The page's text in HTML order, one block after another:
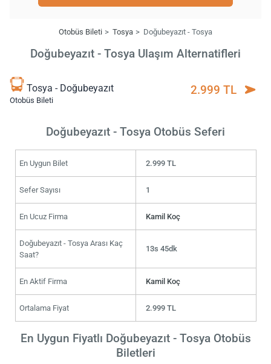
Otobüs Bileti Tosya Doğubeyazıt - Tosya
Doğubeyazıt - Tosya Ulaşım Alternatifleri
Tosya - Doğubeyazıt
Otobüs Bileti
2.999 TL
Doğubeyazıt - Tosya Otobüs Seferi
En Uygun Bilet 2.999 TL
Sefer Sayısı 1
En Ucuz Firma Kamil Koç
Doğubeyazıt - Tosya Arası Kaç
Saat?
13s 45dk
En Aktif Firma Kamil Koç
Ortalama Fiyat 2.999 TL
En Uygun Fiyatlı Doğubeyazıt - Tosya Otobüs
Biletleri